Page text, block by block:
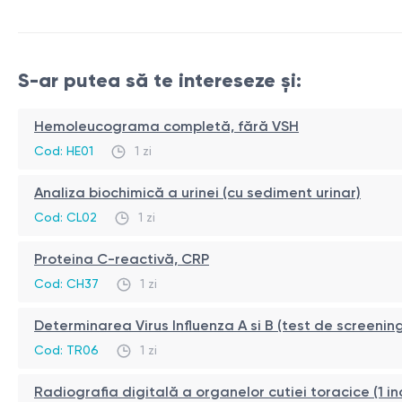
S-ar putea să te intereseze și:
Hemoleucograma completă, fără VSH
Cod: HE01 1 zi
Analiza biochimică a urinei (cu sediment urinar)
Cod: CL02 1 zi
Proteina C-reactivă, CRP
Cod: CH37 1 zi
Determinarea Virus Influenza A si B (test de
Cod: TR06 1 zi
Radiografia digitală a organelor cutiei toracice (1